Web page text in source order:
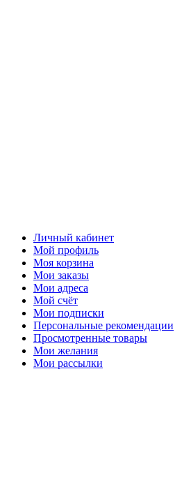
Личный кабинет
Мой профиль
Моя корзина
Мои заказы
Мои адреса
Мой счёт
Мои подписки
Персональные рекомендации
Просмотренные товары
Мои желания
Мои рассылки